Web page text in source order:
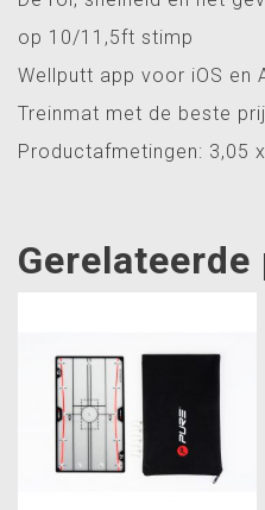
op 10/11,5ft stimp
Wellputt app voor iOS en
Treinmat met de beste
Productafmetingen: 3,05